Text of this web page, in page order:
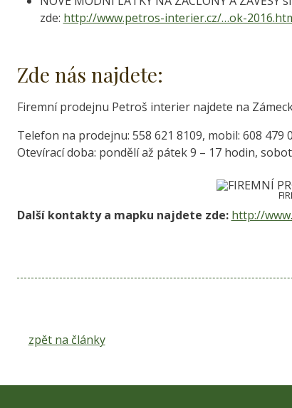
zde: http://www.petros-interier.cz/…ok-
Zde nás najdete:
Firemní prodejnu Petroš interier najdete na
Telefon na prodejnu: 558 621 8109, mobil: 608 479
Otevírací doba: pondělí až pátek 9 – 17 hodin,
Další kontakty a mapku najdete zde: http://
zpět na články